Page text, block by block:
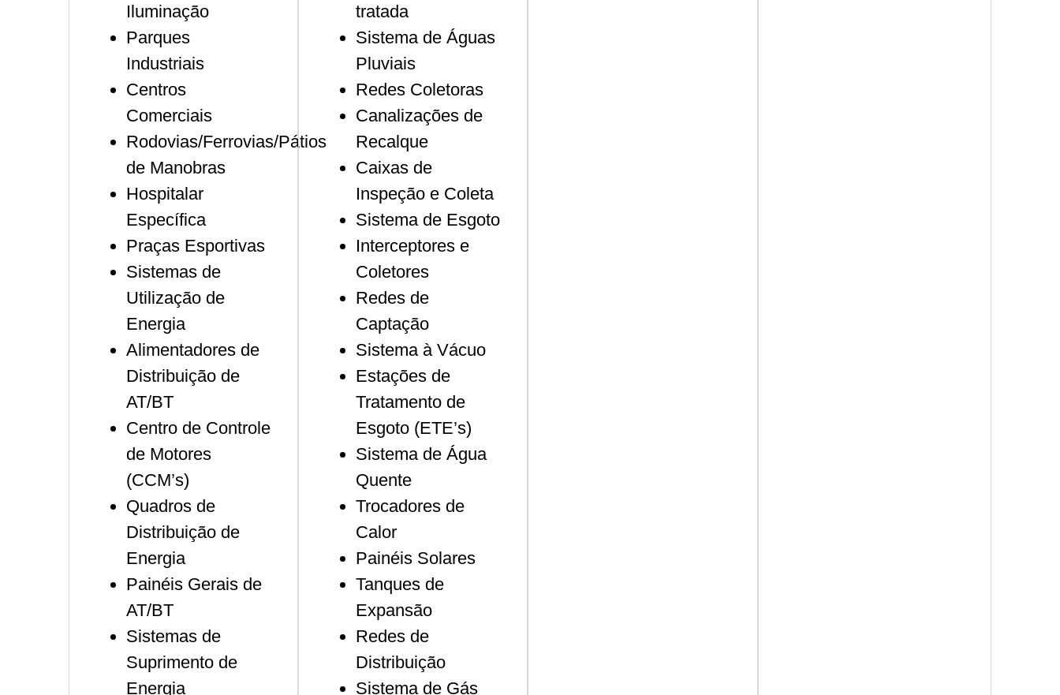
Iluminação
Parques
Industriais
Centros
Comerciais
Rodovias/Ferrovias/Pátios
de Manobras
Hospitalar
Específica
Praças Esportivas
Sistemas de
Utilização de
Energia
Alimentadores de
Distribuição de
AT/BT
Centro de Controle
de Motores
(CCM’s)
Quadros de
Distribuição de
Energia
Painéis Gerais de
AT/BT
Sistemas de
Suprimento de
Energia
tratada
Sistema de Águas
Pluviais
Redes Coletoras
Canalizações de
Recalque
Caixas de
Inspeção e Coleta
Sistema de Esgoto
Interceptores e
Coletores
Redes de
Captação
Sistema à Vácuo
Estações de
Tratamento de
Esgoto (ETE’s)
Sistema de Água
Quente
Trocadores de
Calor
Painéis Solares
Tanques de
Expansão
Redes de
Distribuição
Sistema de Gás